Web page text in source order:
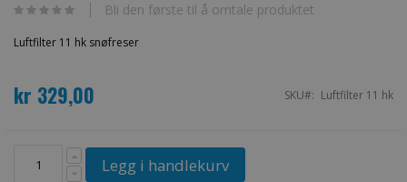
bildegalleri
Bli den første til å omtale produktet
Luftfilter 11 hk snøfreser
kr 329,00 SKU Luftfilter 11 hk
Legg i handlekurv